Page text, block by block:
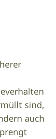
sind,
auch